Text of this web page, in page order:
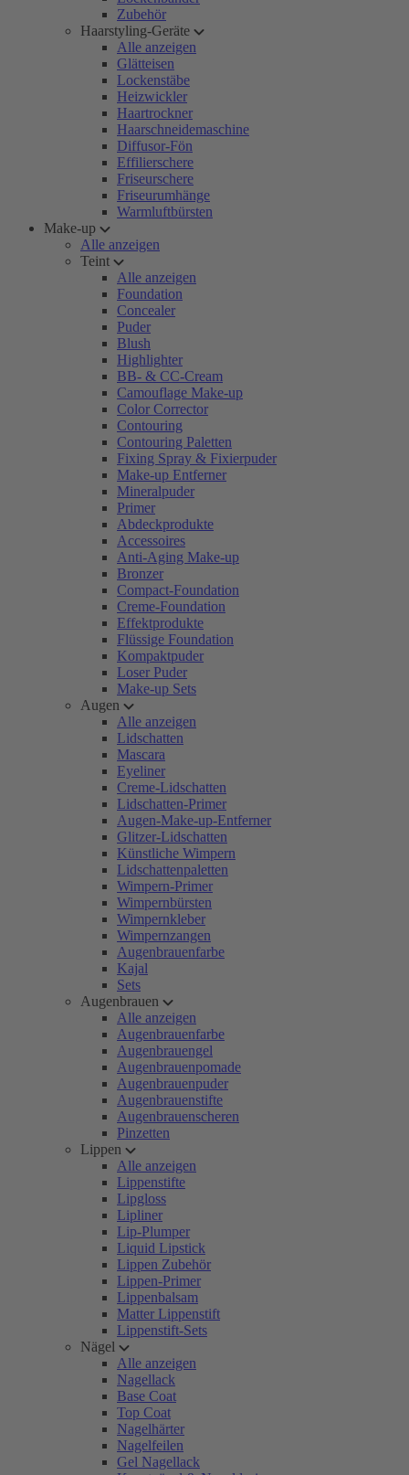
Zubehör
Haarstyling-Geräte
Alle anzeigen
Glätteisen
Lockenstäbe
Heizwickler
Haartrockner
Haarschneidemaschine
Diffusor-Fön
Effilierschere
Friseurschere
Friseurumhänge
Warmluftbürsten
Make-up
Alle anzeigen
Teint
Alle anzeigen
Foundation
Concealer
Puder
Blush
Highlighter
BB- & CC-Cream
Camouflage Make-up
Color Corrector
Contouring
Contouring Paletten
Fixing Spray & Fixierpuder
Make-up Entferner
Mineralpuder
Primer
Abdeckprodukte
Accessoires
Anti-Aging Make-up
Bronzer
Compact-Foundation
Creme-Foundation
Effektprodukte
Flüssige Foundation
Kompaktpuder
Loser Puder
Make-up Sets
Augen
Alle anzeigen
Lidschatten
Mascara
Eyeliner
Creme-Lidschatten
Lidschatten-Primer
Augen-Make-up-Entferner
Glitzer-Lidschatten
Künstliche Wimpern
Lidschattenpaletten
Wimpern-Primer
Wimpernbürsten
Wimpernkleber
Wimpernzangen
Augenbrauenfarbe
Kajal
Sets
Augenbrauen
Alle anzeigen
Augenbrauenfarbe
Augenbrauengel
Augenbrauenpomade
Augenbrauenpuder
Augenbrauenstifte
Augenbrauenscheren
Pinzetten
Lippen
Alle anzeigen
Lippenstifte
Lipgloss
Lipliner
Lip-Plumper
Liquid Lipstick
Lippen Zubehör
Lippen-Primer
Lippenbalsam
Matter Lippenstift
Lippenstift-Sets
Nägel
Alle anzeigen
Nagellack
Base Coat
Top Coat
Nagelhärter
Nagelfeilen
Gel Nagellack